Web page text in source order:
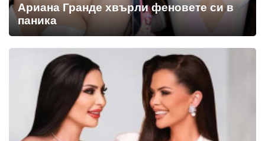
Ариана Гранде хвърли феновете си в
паника